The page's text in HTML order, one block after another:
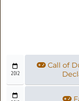
2012
Call of